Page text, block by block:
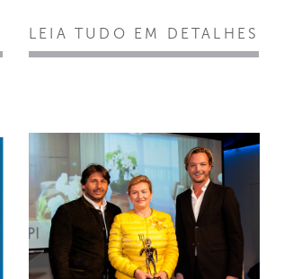
LEIA TUDO EM DETALHES